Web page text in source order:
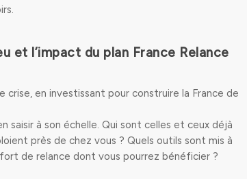
et l’impact du plan France Relance
crise, en investissant pour construire la France de
saisir à son échelle. Qui sont celles et ceux déjà
près de chez vous ? Quels outils sont mis à
de relance dont vous pourrez bénéficier ?